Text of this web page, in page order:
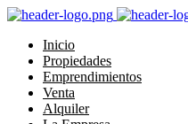
Inicio
Propiedades
Emprendimientos
Venta
Alquiler